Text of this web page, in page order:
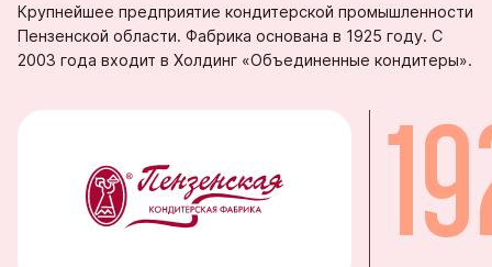
Вопросы и
Экспорт
Крупнейшее предприятие кондитерской промышленности
Пензенской области. Фабрика основана в 1925 году. С
2003 года входит в Холдинг «Объединенные кондитеры».